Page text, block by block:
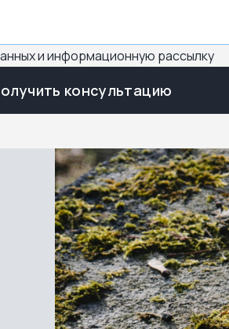
и информационную рассылку
консультацию